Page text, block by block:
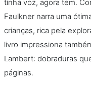
tinha voz, agora tem.
Faulkner narra uma
crianças, rica pela
livro impressiona
Lambert: dobraduras
páginas.